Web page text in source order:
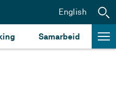
Samarbeid
English